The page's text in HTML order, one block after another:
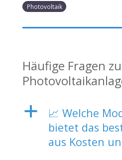
Photovoltaik
Häufige Fragen zu
a
📈 Welche
bietet das
aus Kosten